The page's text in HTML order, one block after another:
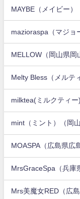
MAYBE（メイビー）
mazioraspa（マジョ
MELLOW（岡山県岡
Melty Bless（メルテ
milktea(ミルクティー)
mint（ミント）（岡
MOASPA（広島県広
MrsGraceSpa（兵庫
Mrs美魔女RED（広島